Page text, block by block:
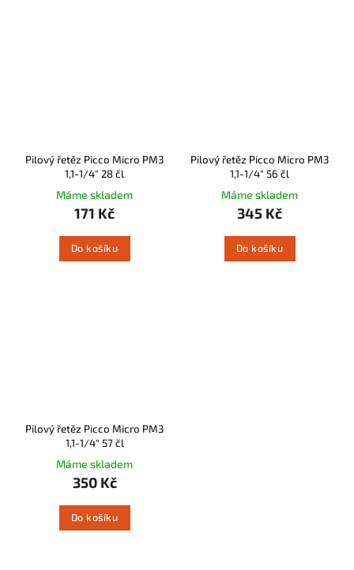
Pilový řetěz Picco Micro PM3
1,1-1/4" 28 čl
Máme skladem
171 Kč
Do košíku
Pilový řetěz Picco Micro PM3
1,1-1/4" 56 čl
Máme skladem
345 Kč
Do košíku
Pilový řetěz Picco Micro PM3
1,1-1/4" 57 čl
Máme skladem
350 Kč
Do košíku